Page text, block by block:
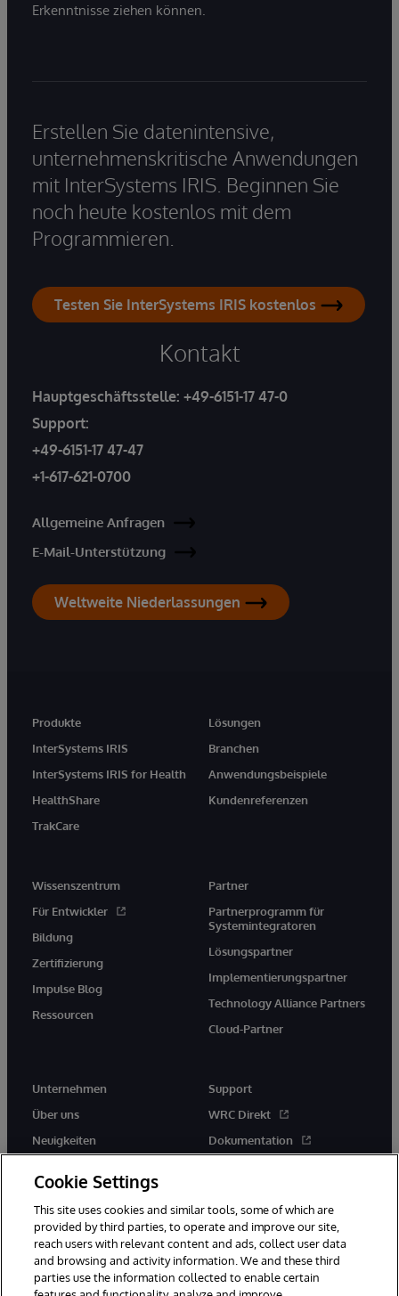
Erkenntnisse ziehen können.
Erstellen Sie datenintensive,
unternehmenskritische Anwendungen
mit InterSystems IRIS. Beginnen Sie
noch heute kostenlos mit dem
Programmieren.
Testen Sie InterSystems IRIS kostenlos
Kontakt
Hauptgeschäftsstelle: +49-6151-17 47-0
Support:
+49-6151-17 47-47
+1-617-621-0700
Allgemeine Anfragen
E-Mail-Unterstützung
Weltweite Niederlassungen
Produkte
InterSystems IRIS
InterSystems IRIS for Health
HealthShare
TrakCare
Lösungen
Branchen
Anwendungsbeispiele
Kundenreferenzen
Wissenszentrum
Für Entwickler
Bildung
Zertifizierung
Impulse Blog
Ressourcen
Partner
Partnerprogramm für
Systemintegratoren
Lösungspartner
Implementierungspartner
Technology Alliance Partners
Cloud-Partner
Unternehmen
Über uns
Neuigkeiten
Karriere
Support
WRC Direkt
Dokumentation
Cookie Settings
This site uses cookies and similar tools, some of which are
provided by third parties, to operate and improve our site,
reach users with relevant content and ads, collect user data
and browsing and activity information. We and these third
parties use the information collected to enable certain